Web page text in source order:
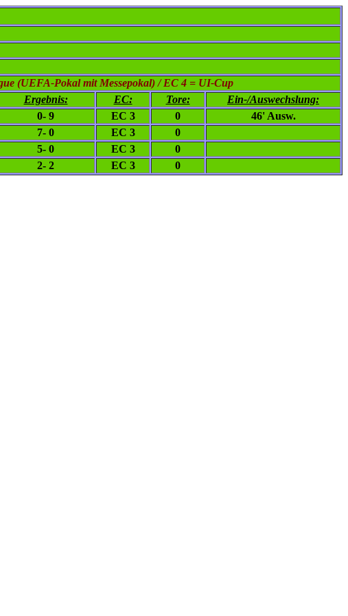
(UEFA-Pokal mit Messepokal) / EC 4 = UI-Cup
Ergebnis: EC: Tore:
Ein-/Auswechslung:
0- 9 EC 3 0
46' Ausw.
7- 0 EC 3
0
5- 0 EC 3
0
2- 2 EC 3 0